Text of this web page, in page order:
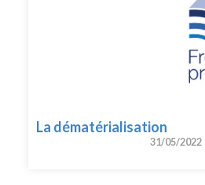
La dématérialisation
31/05/2022